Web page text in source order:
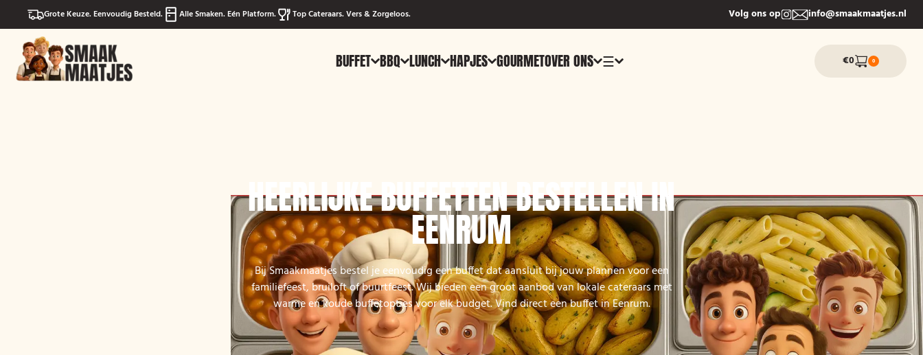
Grote Keuze. Eenvoudig Besteld. Alle Smaken. Eén Platform. Top Cateraars. Vers & Zorgeloos. Volg ons op info@smaakmaatjes.nl
BUFFET BBQ LUNCH HAPJES GOURMETOVER ONS ☰ €0 0
HEERLIJKE BUFFETTEN BESTELLEN IN
EENRUM
Bij Smaakmaatjes bestel je eenvoudig een buffet dat aansluit bij jouw plannen voor een
familiefeest, bruiloft of buurtfeest. Wij bieden een groot aanbod van lokale cateraars met
warme en koude buffetopties voor elk budget. Vind direct een buffet in Eenrum.